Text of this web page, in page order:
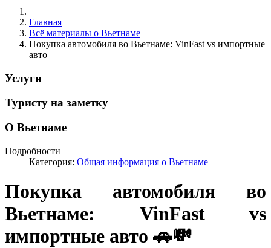
Главная
Всё материалы о Вьетнаме
Покупка автомобиля во Вьетнаме: VinFast vs импортные
авто
Услуги
Туристу на заметку
О Вьетнаме
Подробности
Категория: Общая информация о Вьетнаме
Покупка автомобиля во
Вьетнаме: VinFast vs
импортные авто 🚗💸